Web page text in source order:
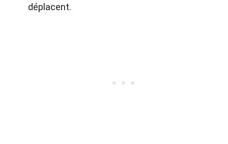
déplacent.